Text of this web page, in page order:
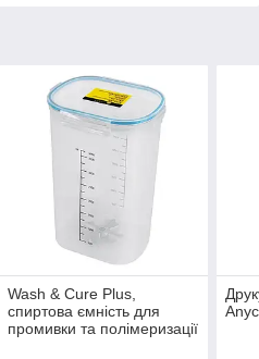
Wash & Cure Plus,
спиртова ємність для
промивки та полімеризації